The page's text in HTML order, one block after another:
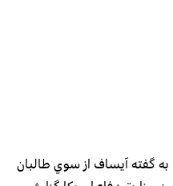
به گفته آيساف از سوي طالبان